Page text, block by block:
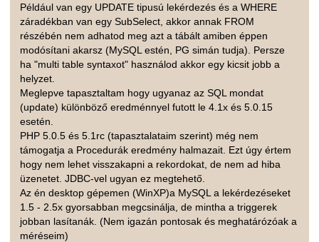
Például van egy UPDATE tipusú lekérdezés és a WHERE
záradékban van egy SubSelect, akkor annak FROM
részébén nem adhatod meg azt a tábált amiben éppen
modósítani akarsz (MySQL estén, PG simán tudja). Persze
ha "multi table syntaxot" használod akkor egy kicsit jobb a
helyzet.
Meglepve tapasztaltam hogy ugyanaz az SQL mondat
(update) különböző eredménnyel futott le 4.1x és 5.0.15
esetén.
PHP 5.0.5 és 5.1rc (tapasztalataim szerint) még nem
támogatja a Procedurák eredmény halmazait. Ezt úgy értem
hogy nem lehet visszakapni a rekordokat, de nem ad hiba
üzenetet. JDBC-vel ugyan ez megtehető.
Az én desktop gépemen (WinXP)a MySQL a lekérdezéseket
1.5 - 2.5x gyorsabban megcsinálja, de mintha a triggerek
jobban lasítanák. (Nem igazán pontosak és meghatárózóak a
méréseim)